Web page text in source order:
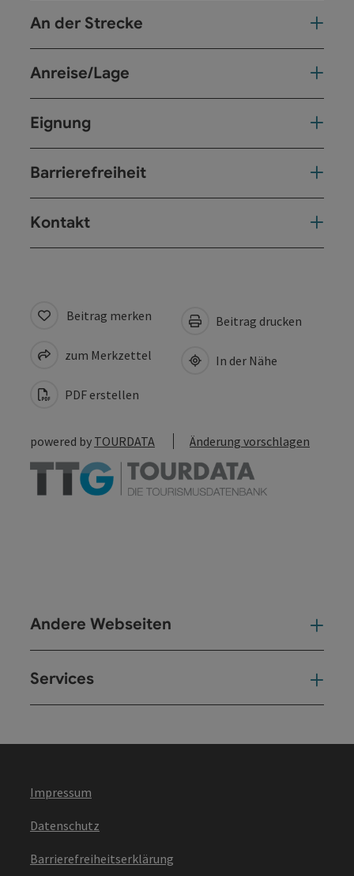
An der Strecke
Anreise/Lage
Eignung
Barrierefreiheit
Kontakt
Beitrag merken
zum Merkzettel
PDF erstellen
Beitrag drucken
In der Nähe
powered by TOURDATA Änderung vorschlagen
Andere Webseiten
Services
Impressum
Datenschutz
Barrierefreiheitserklärung